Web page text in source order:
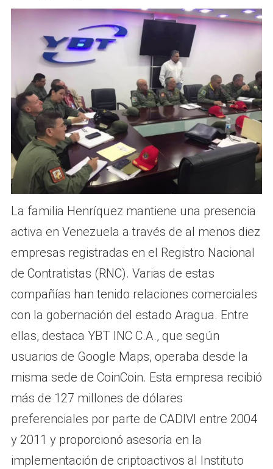
La familia Henríquez mantiene una presencia
activa en Venezuela a través de al menos diez
empresas registradas en el Registro Nacional
de Contratistas (RNC). Varias de estas
compañías han tenido relaciones comerciales
con la gobernación del estado Aragua. Entre
ellas, destaca YBT INC C.A., que según
usuarios de Google Maps, operaba desde la
misma sede de CoinCoin. Esta empresa recibió
más de 127 millones de dólares
preferenciales por parte de CADIVI entre 2004
y 2011 y proporcionó asesoría en la
implementación de criptoactivos al Instituto